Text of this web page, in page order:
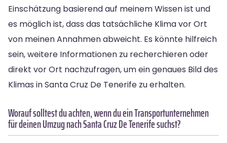
Einschätzung basierend auf meinem Wissen ist und
es möglich ist, dass das tatsächliche Klima vor Ort
von meinen Annahmen abweicht. Es könnte hilfreich
sein, weitere Informationen zu recherchieren oder
direkt vor Ort nachzufragen, um ein genaues Bild des
Klimas in Santa Cruz De Tenerife zu erhalten.
Worauf solltest du achten, wenn du ein Transportunternehmen
für deinen Umzug nach Santa Cruz De Tenerife suchst?